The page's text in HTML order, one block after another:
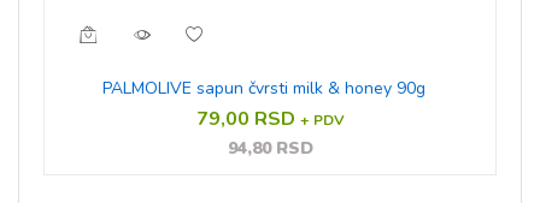
PALMOLIVE sapun čvrsti milk & honey 90g
79,00 RSD + PDV
94,80 RSD